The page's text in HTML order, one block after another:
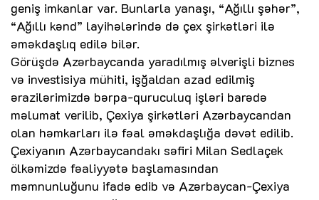
geniş imkanlar var. Bunlarla yanaşı, “Ağıllı şəhər”,
“Ağıllı kənd” layihələrində də çex şirkətləri ilə
əməkdaşlıq edilə bilər.
Görüşdə Azərbaycanda yaradılmış əlverişli biznes
və investisiya mühiti, işğaldan azad edilmiş
ərazilərimizdə bərpa-quruculuq işləri barədə
məlumat verilib, Çexiya şirkətləri Azərbaycandan
olan həmkarları ilə fəal əməkdaşlığa dəvət edilib.
Çexiyanın Azərbaycandakı səfiri Milan Sedlaçek
ölkəmizdə fəaliyyətə başlamasından
məmnunluğunu ifadə edib və Azərbaycan-Çexiya